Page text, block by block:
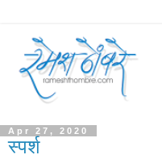
Apr 27, 2020
स्पर्श